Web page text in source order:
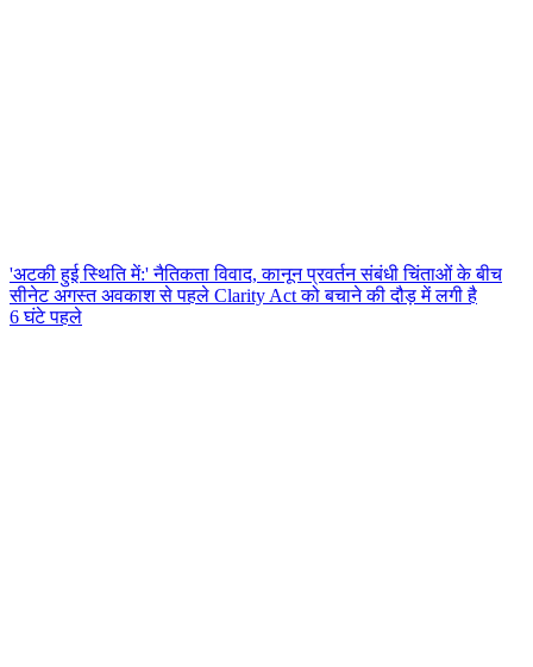
'अटकी हुई स्थिति में:' नैतिकता विवाद, कानून प्रवर्तन संबंधी चिंताओं के बीच
सीनेट अगस्त अवकाश से पहले Clarity Act को बचाने की दौड़ में लगी है
6 घंटे पहले